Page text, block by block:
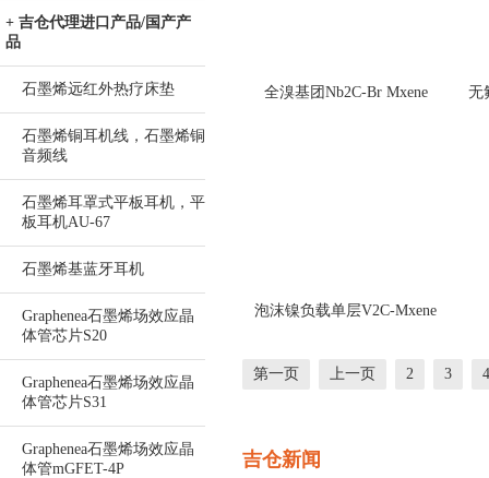
+ 吉仓代理进口产品/国产产
品
石墨烯远红外热疗床垫
石墨烯铜耳机线，石墨烯铜
音频线
石墨烯耳罩式平板耳机，平
板耳机AU-67
石墨烯基蓝牙耳机
Graphenea石墨烯场效应晶
体管芯片S20
Graphenea石墨烯场效应晶
体管芯片S31
Graphenea石墨烯场效应晶
体管mGFET-4P
全溴基团Nb2C-Br Mxene 无
泡沫镍负载单层V2C-Mxene
第一页 上一页 2 3 4
吉仓新闻